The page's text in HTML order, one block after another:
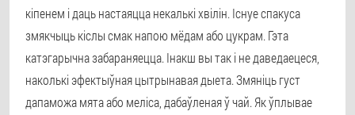
кіпенем і даць настаяцца некалькі хвілін. Існуе спакуса
змякчыць кіслы смак напою мёдам або цукрам. Гэта
катэгарычна забараняецца. Інакш вы так і не даведаецеся,
наколькі эфектыўная цытрынавая дыета. Змяніць густ
дапаможа мята або меліса, дабаўленая ў чай. Як ўплывае